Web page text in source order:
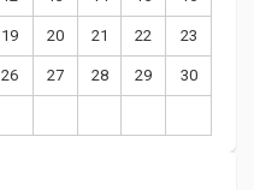
19 20 21 22 23
26 27 28 29 30